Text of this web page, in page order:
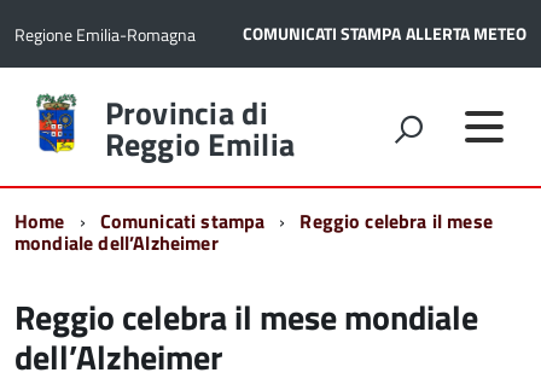
Regione Emilia-Romagna COMUNICATI STAMPAALLERTA METEO
Torna
alla
home
Provincia di
Reggio Emilia
Home Comunicati stampa Reggio celebra il mese
mondiale dell’Alzheimer
Reggio celebra il mese mondiale
dell’Alzheimer